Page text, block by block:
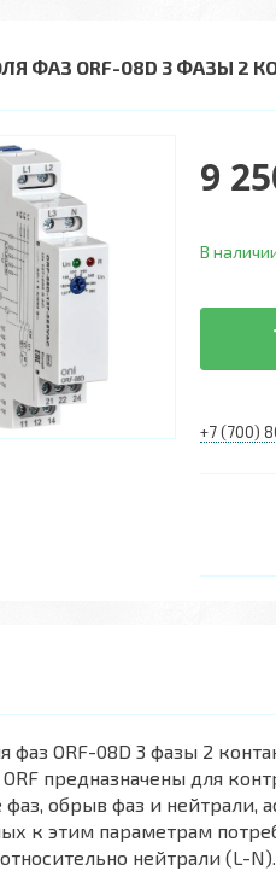
ФАЗ ORF-08D 3 ФАЗЫ 2
9
В
+7 (700)
фаз ORF-08D 3 фазы 2
предназначены для
фаз, обрыв фаз и
к этим параметрам
нейтрали (L-